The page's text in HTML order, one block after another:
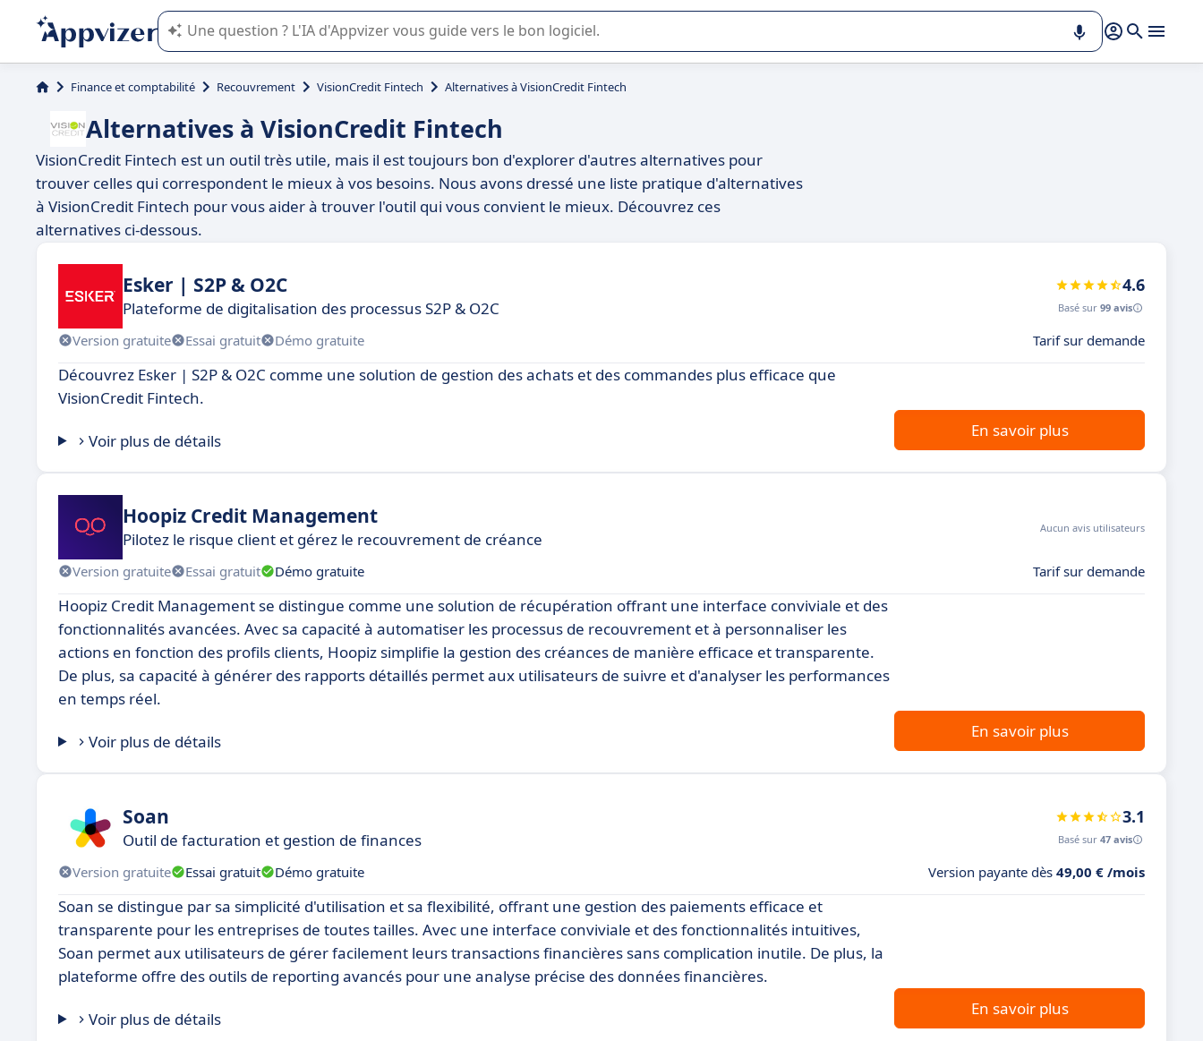
L'IA de Appvizer vous guide dans l'utilisation ou la sélection de logiciel SaaS en entreprise.
Finance et comptabilité Recouvrement VisionCredit Fintech Alternatives à VisionCredit Fintech
Alternatives à VisionCredit Fintech
VisionCredit Fintech est un outil très utile, mais il est toujours bon d'explorer d'autres alternatives pour
trouver celles qui correspondent le mieux à vos besoins. Nous avons dressé une liste pratique d'alternatives
à VisionCredit Fintech pour vous aider à trouver l'outil qui vous convient le mieux. Découvrez ces
alternatives ci-dessous.
Esker | S2P & O2C
Plateforme de digitalisation des processus S2P & O2C
4.6
Basé sur 99 avis
Version gratuite Essai gratuit Démo gratuite Tarif sur demande
Découvrez Esker | S2P & O2C comme une solution de gestion des achats et des commandes plus efficace que
VisionCredit Fintech.
Voir plus de détails
En savoir plus
Hoopiz Credit Management
Pilotez le risque client et gérez le recouvrement de créance
Aucun avis utilisateurs
Version gratuite Essai gratuit Démo gratuite Tarif sur demande
Hoopiz Credit Management se distingue comme une solution de récupération offrant une interface conviviale et des
fonctionnalités avancées. Avec sa capacité à automatiser les processus de recouvrement et à personnaliser les
actions en fonction des profils clients, Hoopiz simplifie la gestion des créances de manière efficace et transparente.
De plus, sa capacité à générer des rapports détaillés permet aux utilisateurs de suivre et d'analyser les performances
en temps réel.
Voir plus de détails
En savoir plus
Soan
Outil de facturation et gestion de finances
3.1
Basé sur 47 avis
Version gratuite Essai gratuit Démo gratuite Version payante dès 49,00 € /mois
Soan se distingue par sa simplicité d'utilisation et sa flexibilité, offrant une gestion des paiements efficace et
transparente pour les entreprises de toutes tailles. Avec une interface conviviale et des fonctionnalités intuitives,
Soan permet aux utilisateurs de gérer facilement leurs transactions financières sans complication inutile. De plus, la
plateforme offre des outils de reporting avancés pour une analyse précise des données financières.
Voir plus de détails
En savoir plus